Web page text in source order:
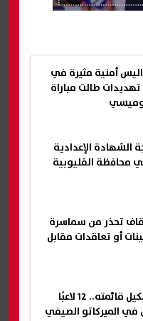
أمنية مثيرة في
2026.. تهديدات طالت مباراة
وميسي
الشهادة الإعدادية
محافظة القليوبية
تحذر من سماسرة
أو تعاقدات مقابل
الأهلي يعيد تشكيل قائمته.. 12 لاعبًا
في الميركاتو الصيفي